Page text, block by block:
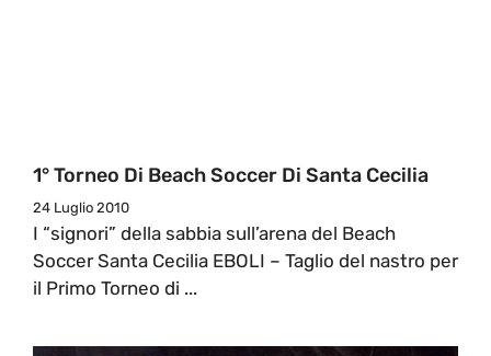
1° Torneo Di Beach Soccer Di Santa Cecilia
24 Luglio 2010
I “signori” della sabbia sull’arena del Beach
Soccer Santa Cecilia EBOLI – Taglio del nastro per
il Primo Torneo di ...